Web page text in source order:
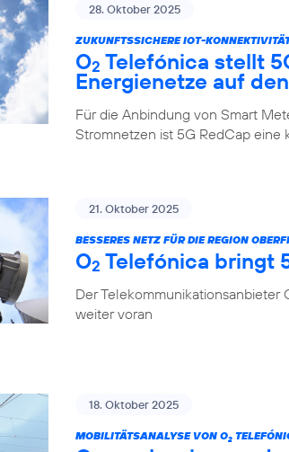
28. Oktober 2025
ZUKUNFTSSICHERE IOT-
O2 Telefónica stellt
Energienetze auf
Für die Anbindung von Smart
Stromnetzen ist 5G RedCap eine
21. Oktober 2025
BESSERES NETZ FÜR DIE REGION
O2 Telefónica bringt
Der Telekommunikationsanbieter
weiter voran
18. Oktober 2025
MOBILITÄTSANALYSE VON O2